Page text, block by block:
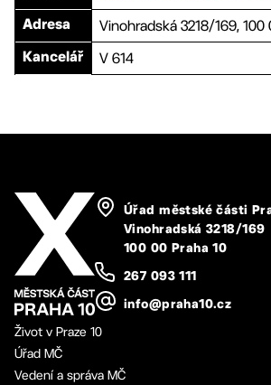
Adresa Vinohradská 3218/169, 100
Kancelář V 614
Úřad městské části
Vinohradská 3218/169
100 00 Praha 10
267 093 111
info@praha10.cz
Život v Praze 10
Úřad MČ
Vedení a správa MČ